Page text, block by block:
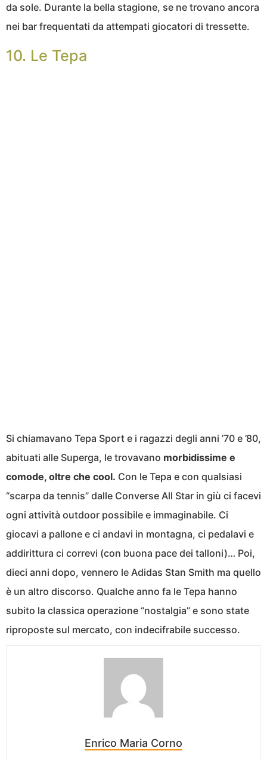
da sole. Durante la bella stagione, se ne trovano ancora
nei bar frequentati da attempati giocatori di tressette.
10. Le Tepa
Si chiamavano Tepa Sport e i ragazzi degli anni ’70 e ’80,
abituati alle Superga, le trovavano morbidissime e
comode, oltre che cool. Con le Tepa e con qualsiasi
“scarpa da tennis” dalle Converse All Star in giù ci facevi
ogni attività outdoor possibile e immaginabile. Ci
giocavi a pallone e ci andavi in montagna, ci pedalavi e
addirittura ci correvi (con buona pace dei talloni)… Poi,
dieci anni dopo, vennero le Adidas Stan Smith ma quello
è un altro discorso. Qualche anno fa le Tepa hanno
subito la classica operazione “nostalgia” e sono state
riproposte sul mercato, con indecifrabile successo.
Enrico Maria Corno